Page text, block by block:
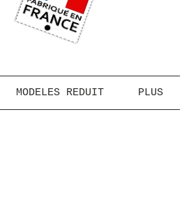
MODELES REDUIT PLUS